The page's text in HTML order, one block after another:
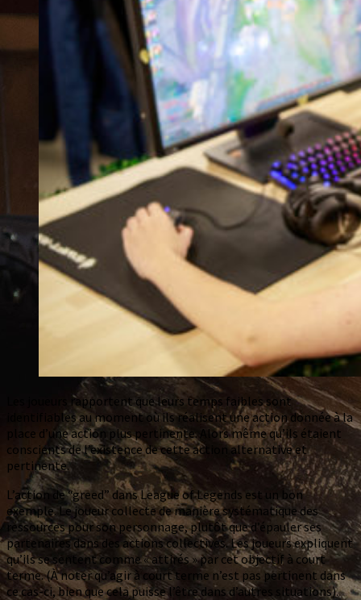
Les joueurs rapportent que leurs temps faibles sont
identifiables au moment où ils réalisent une action donnée à la
place d’une action plus pertinente. Alors même qu’ils étaient
conscients de l’existence de cette action alternative et
pertinente.
L’action de “greed” dans League of Legends est un bon
exemple. Le joueur collecte de manière systématique des
ressources pour son personnage, plutôt que d’épauler ses
partenaires dans des actions collectives. Les joueurs expliquent
qu’ils se sentent comme « attirés » par cet objectif à court
terme. (À noter qu’agir à court terme n’est pas pertinent dans
ce cas-ci, bien que cela puisse l’être dans d’autres situations).